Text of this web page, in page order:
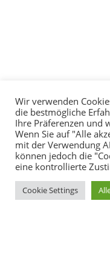
Wir verwenden
die bestmögliche
Ihre Präferenzen und
Wenn Sie auf "Alle
mit der Verwendung
können jedoch die
eine kontrollierte
Cookie Settings